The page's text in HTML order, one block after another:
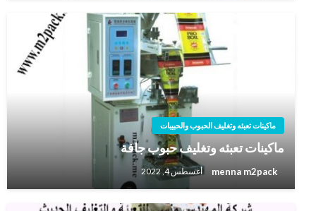
ماكينات تعبئه وتغليف الحبوب والحبيبات
ماكينات تعبئه وتغليف حبوب جافة
menna m2pack أغسطس 4, 2022